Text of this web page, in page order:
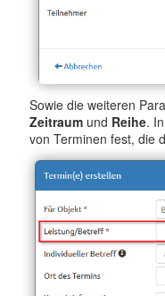
Sowie die weiteren
Zeitraum und Reihe.
von Terminen fest, die